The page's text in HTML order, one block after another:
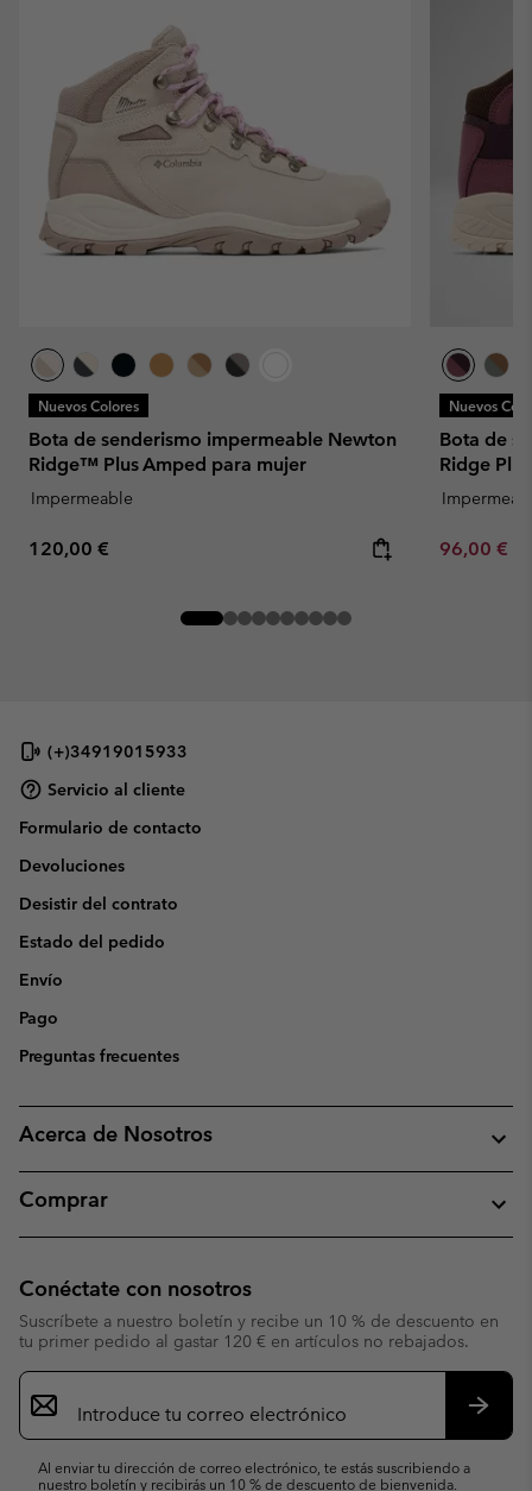
Nuevos Colores
Bota de senderismo impermeable Newton
Ridge™ Plus Amped para mujer
Impermeable
Regular price:
120,00 €
Nuevos
Bota de
Ridge
Minimum
96,00 €
(+)34919015933
Servicio al cliente
Formulario de contacto
Devoluciones
Desistir del contrato
Estado del pedido
Envío
Pago
Preguntas frecuentes
Acerca de Nosotros
Comprar
Conéctate con nosotros
Suscríbete a nuestro boletín y recibe un 10 % de descuento en
tu primer pedido al gastar 120 € en artículos no rebajados.
Suscripción
de
correo
Al enviar tu dirección de correo electrónico, te estás suscribiendo a
nuestro boletín y recibirás un 10 % de descuento de bienvenida.